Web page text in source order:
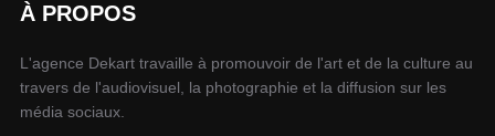
À PROPOS
L'agence Dekart travaille à promouvoir de l'art et de la culture au
travers de l'audiovisuel, la photographie et la diffusion sur les
média sociaux.